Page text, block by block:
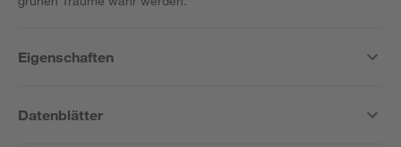
Eigenschaften
Datenblätter